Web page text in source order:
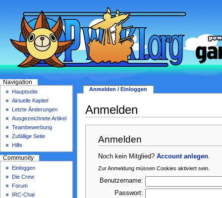
Anmelden
Anmelden
Noch kein Mitglied?Account anlegen
Zur Anmeldung müssen Cookies aktiviert sein.
Benutzername:
Passwort:
Anmelden / Einloggen
Navigation
Hauptseite
Aktuelle Kapitel
Letzte Änderungen
Ausgezeichnete Artikel
Teambewerbung
Zufällige Seite
Hilfe
Community
Einloggen
Die Crew
Forum
IRC-Chat